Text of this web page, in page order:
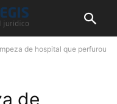
de hospital que perfurou
de